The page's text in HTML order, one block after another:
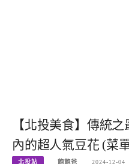
【北投美食】傳統
內的超人氣豆花 (菜
北投站 飽飽爸 2024-12-04